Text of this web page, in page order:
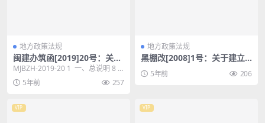
地方政策法规
闽建办筑函[2019]20号：关于
报送2018年工程招标代理机构
统计报表的通知
MJBZH-2019-20 1 一、总说明 8
二、报表目录 9 三、调查...
5年前 257
地方政策法规
黑棚改[2008]1号：关于建立
棚户区改造月报制度及明确上
报内容的通知
5年前 206
VIP VIP